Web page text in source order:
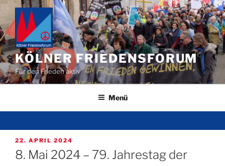
Zum
Inhalt
springen
KÖLNER FRIEDENSFORUM
Für den Frieden aktiv
Menü
VERÖFFENTLICHT
AM
22. APRIL 2024
8. Mai 2024 – 79. Jahrestag der